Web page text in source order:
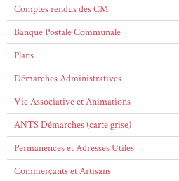
Comptes rendus des CM
Banque Postale Communale
Plans
Démarches Administratives
Vie Associative et Animations
ANTS Démarches (carte grise)
Permanences et Adresses Utiles
Commerçants et Artisans